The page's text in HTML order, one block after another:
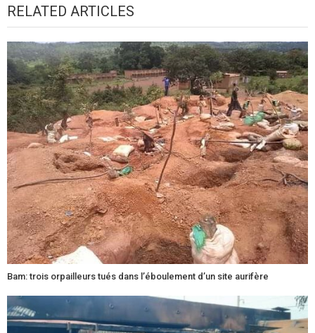
RELATED ARTICLES
Bam: trois orpailleurs tués dans l’éboulement d’un site aurifère